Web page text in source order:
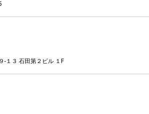
-１３ 石田第２ビル １F